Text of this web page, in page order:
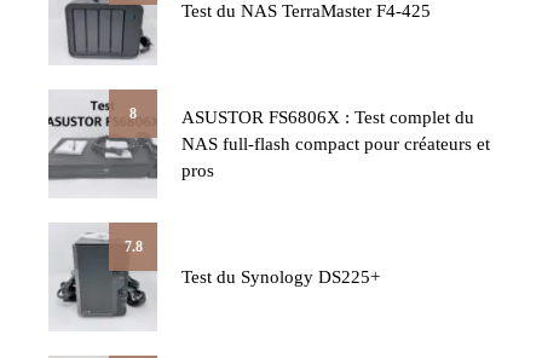
Test du NAS TerraMaster F4-425
8
ASUSTOR FS6806X : Test complet du
NAS full-flash compact pour créateurs et
pros
7.8
Test du Synology DS225+